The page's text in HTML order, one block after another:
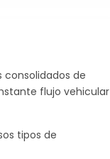
de
flujo vehicular
tipos de
Jue
13
Vie
14 15